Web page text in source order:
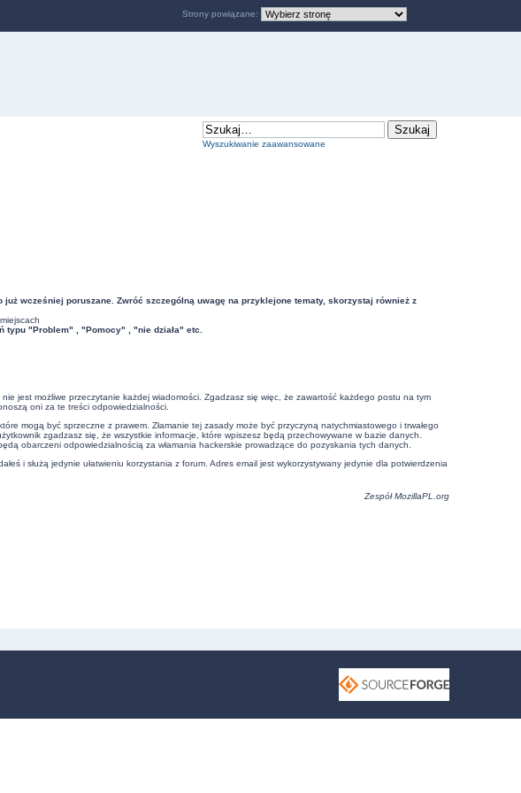
Wyszukiwanie zaawansowane
wcześniej poruszane. Zwróć szczególną uwagę na przyklejone tematy, skorzystaj również z
typu "Problem" , "Pomocy" , "nie działa" etc.
jest możliwe przeczytanie każdej wiadomości. Zgadzasz się więc, że zawartość każdego postu na tym
oni za te treści odpowiedzialności.
mogą być sprzeczne z prawem. Złamanie tej zasady może być przyczyną natychmiastowego i trwałego
zgadzasz się, że wszystkie informacje, które wpiszesz będą przechowywane w bazie danych.
obarczeni odpowiedzialnością za włamania hackerskie prowadzące do pozyskania tych danych.
i służą jedynie ułatwieniu korzystania z forum. Adres email jest wykorzystywany jedynie dla potwierdzenia
ZespółMozillaPL.org
Strony powiązane: